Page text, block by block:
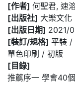
[作者] 何聖君, 速
[出版社] 大樂文化
[出版日期] 2021/
[裝訂/規格] 平裝 /
單色印刷 / 初版
[目錄]
推薦序一 學會40